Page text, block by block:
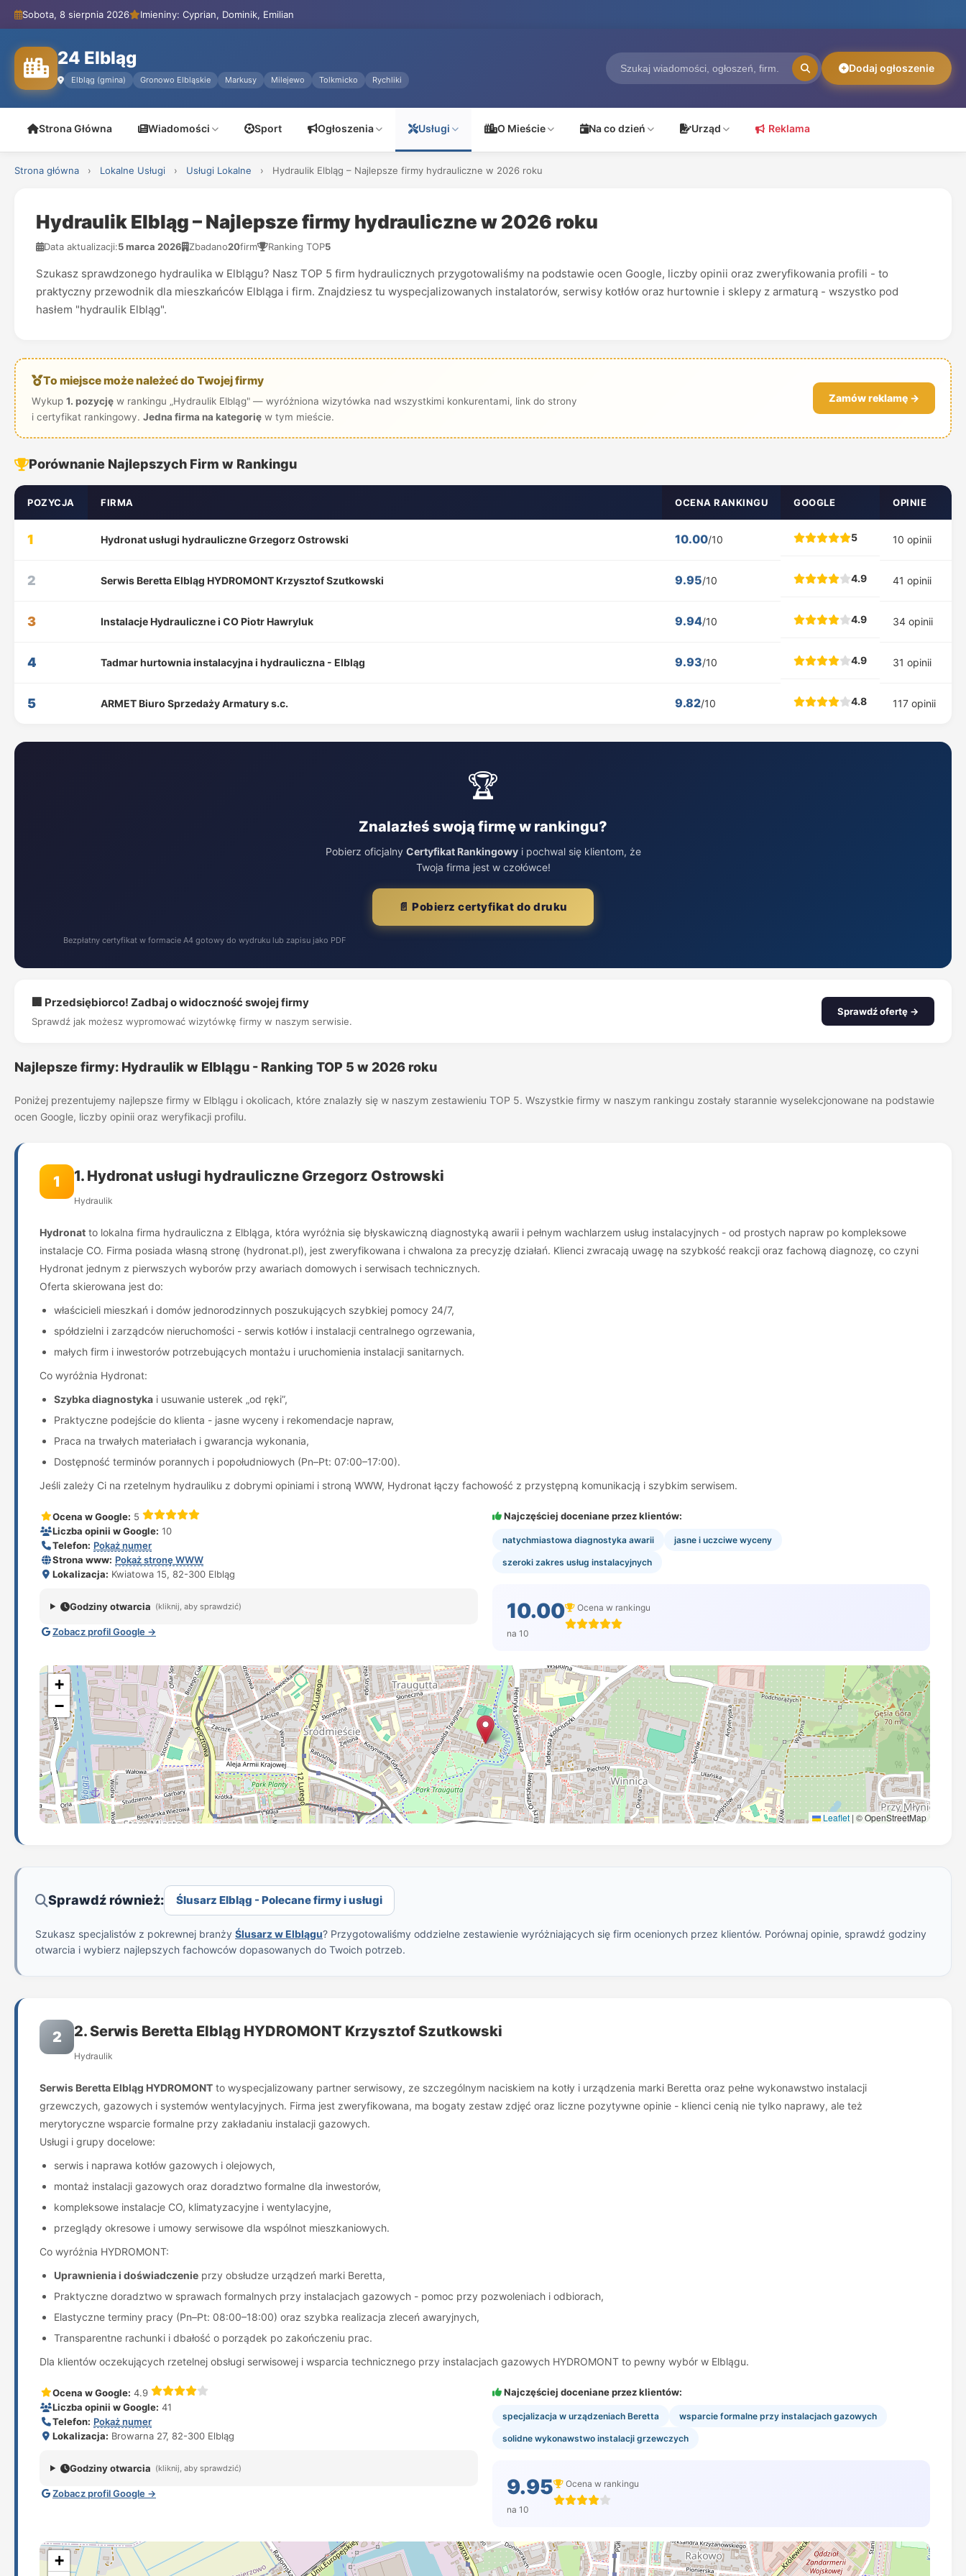
Sobota, 8 sierpnia 2026 Imieniny: Cyprian, Dominik, Emilian
24 Elbląg
Elbląg (gmina) Gronowo Elbląskie Markusy Milejewo Tolkmicko Rychliki
Dodaj ogłoszenie
Strona Główna Wiadomości Sport Ogłoszenia Usługi O Mieście Na co dzień Urząd Reklama
Strona główna › Lokalne Usługi › Usługi Lokalne › Hydraulik Elbląg – Najlepsze firmy hydrauliczne w 2026 roku
Hydraulik Elbląg – Najlepsze firmy hydrauliczne w 2026 roku
Data aktualizacji:5 marca 2026 Zbadano20firm Ranking TOP5
Szukasz sprawdzonego hydraulika w Elblągu? Nasz TOP 5 firm hydraulicznych przygotowaliśmy na podstawie ocen Google, liczby opinii oraz zweryfikowania profili - to
praktyczny przewodnik dla mieszkańców Elbląga i firm. Znajdziesz tu wyspecjalizowanych instalatorów, serwisy kotłów oraz hurtownie i sklepy z armaturą - wszystko pod
hasłem "hydraulik Elbląg".
To miejsce może należeć do Twojej firmy
Wykup 1. pozycjęw rankingu „Hydraulik Elbląg" — wyróżniona wizytówka nad wszystkimi konkurentami, link do strony
i certyfikat rankingowy. Jedna firma na kategorięw tym mieście.
Zamów reklamę →
Porównanie Najlepszych Firm w Rankingu
POZYCJA FIRMA OCENA RANKINGU GOOGLE OPINIE
1 Hydronat usługi hydrauliczne Grzegorz Ostrowski 10.00/10 5 10 opinii
2 Serwis Beretta Elbląg HYDROMONT Krzysztof Szutkowski 9.95/10 4.9 41 opinii
3 Instalacje Hydrauliczne i CO Piotr Hawryluk 9.94/10 4.9 34 opinii
4 Tadmar hurtownia instalacyjna i hydrauliczna - Elbląg 9.93/10 4.9 31 opinii
5 ARMET Biuro Sprzedaży Armatury s.c. 9.82/10 4.8 117 opinii
🏆
Znalazłeś swoją firmę w rankingu?
Pobierz oficjalny Certyfikat Rankingowyi pochwal się klientom, że
Twoja firma jest w czołówce!
📄 Pobierz certyfikat do druku
Bezpłatny certyfikat w formacie A4 gotowy do wydruku lub zapisu jako PDF
🏢 Przedsiębiorco! Zadbaj o widoczność swojej firmy
Sprawdź jak możesz wypromować wizytówkę firmy w naszym serwisie.
Sprawdź ofertę →
Najlepsze firmy: Hydraulik w Elblągu - Ranking TOP 5 w 2026 roku
Poniżej prezentujemy najlepsze firmy w Elblągu i okolicach, które znalazły się w naszym zestawieniu TOP 5. Wszystkie firmy w naszym rankingu zostały starannie wyselekcjonowane na podstawie
ocen Google, liczby opinii oraz weryfikacji profilu.
1 1. Hydronat usługi hydrauliczne Grzegorz Ostrowski
Hydraulik
Hydronat to lokalna firma hydrauliczna z Elbląga, która wyróżnia się błyskawiczną diagnostyką awarii i pełnym wachlarzem usług instalacyjnych - od prostych napraw po kompleksowe
instalacje CO. Firma posiada własną stronę (hydronat.pl), jest zweryfikowana i chwalona za precyzję działań. Klienci zwracają uwagę na szybkość reakcji oraz fachową diagnozę, co czyni
Hydronat jednym z pierwszych wyborów przy awariach domowych i serwisach technicznych.
Oferta skierowana jest do:
właścicieli mieszkań i domów jednorodzinnych poszukujących szybkiej pomocy 24/7,
spółdzielni i zarządców nieruchomości - serwis kotłów i instalacji centralnego ogrzewania,
małych firm i inwestorów potrzebujących montażu i uruchomienia instalacji sanitarnych.
Co wyróżnia Hydronat:
Szybka diagnostyka i usuwanie usterek „od ręki”,
Praktyczne podejście do klienta - jasne wyceny i rekomendacje napraw,
Praca na trwałych materiałach i gwarancja wykonania,
Dostępność terminów porannych i popołudniowych (Pn–Pt: 07:00–17:00).
Jeśli zależy Ci na rzetelnym hydrauliku z dobrymi opiniami i stroną WWW, Hydronat łączy fachowość z przystępną komunikacją i szybkim serwisem.
Ocena w Google: 5
Liczba opinii w Google: 10
Telefon: Pokaż numer
Strona www: Pokaż stronę WWW
Lokalizacja: Kwiatowa 15, 82-300 Elbląg
Godziny otwarcia (kliknij, aby sprawdzić)
Zobacz profil Google →
Najczęściej doceniane przez klientów:
natychmiastowa diagnostyka awarii jasne i uczciwe wyceny
szeroki zakres usług instalacyjnych
10.00
na 10
Ocena w rankingu
+
−
Leaflet | © OpenStreetMap
Sprawdź również: Ślusarz Elbląg - Polecane firmy i usługi
Szukasz specjalistów z pokrewnej branży Ślusarz w Elblągu? Przygotowaliśmy oddzielne zestawienie wyróżniających się firm ocenionych przez klientów. Porównaj opinie, sprawdź godziny
otwarcia i wybierz najlepszych fachowców dopasowanych do Twoich potrzeb.
2 2. Serwis Beretta Elbląg HYDROMONT Krzysztof Szutkowski
Hydraulik
Serwis Beretta Elbląg HYDROMONT to wyspecjalizowany partner serwisowy, ze szczególnym naciskiem na kotły i urządzenia marki Beretta oraz pełne wykonawstwo instalacji
grzewczych, gazowych i systemów wentylacyjnych. Firma jest zweryfikowana, ma bogaty zestaw zdjęć oraz liczne pozytywne opinie - klienci cenią nie tylko naprawy, ale też
merytoryczne wsparcie formalne przy zakładaniu instalacji gazowych.
Usługi i grupy docelowe:
serwis i naprawa kotłów gazowych i olejowych,
montaż instalacji gazowych oraz doradztwo formalne dla inwestorów,
kompleksowe instalacje CO, klimatyzacyjne i wentylacyjne,
przeglądy okresowe i umowy serwisowe dla wspólnot mieszkaniowych.
Co wyróżnia HYDROMONT:
Uprawnienia i doświadczenie przy obsłudze urządzeń marki Beretta,
Praktyczne doradztwo w sprawach formalnych przy instalacjach gazowych - pomoc przy pozwoleniach i odbiorach,
Elastyczne terminy pracy (Pn–Pt: 08:00–18:00) oraz szybka realizacja zleceń awaryjnych,
Transparentne rachunki i dbałość o porządek po zakończeniu prac.
Dla klientów oczekujących rzetelnej obsługi serwisowej i wsparcia technicznego przy instalacjach gazowych HYDROMONT to pewny wybór w Elblągu.
Ocena w Google: 4.9
Liczba opinii w Google: 41
Telefon: Pokaż numer
Lokalizacja: Browarna 27, 82-300 Elbląg
Godziny otwarcia (kliknij, aby sprawdzić)
Zobacz profil Google →
Najczęściej doceniane przez klientów:
specjalizacja w urządzeniach Beretta wsparcie formalne przy instalacjach gazowych
solidne wykonawstwo instalacji grzewczych
9.95
na 10
Ocena w rankingu
+